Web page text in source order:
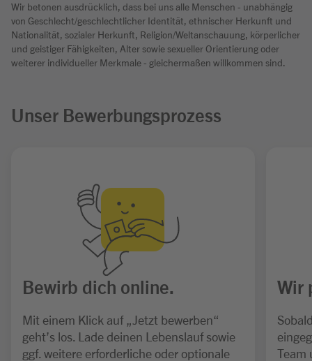
Wir betonen ausdrücklich, dass bei uns alle Menschen - unabhängig
von Geschlecht/geschlechtlicher Identität, ethnischer Herkunft und
Nationalität, sozialer Herkunft, Religion/Weltanschauung, körperlicher
und geistiger Fähigkeiten, Alter sowie sexueller Orientierung oder
weiterer individueller Merkmale - gleichermaßen willkommen sind.
Unser Bewerbungsprozess
Bewirb dich online.
Mit einem Klick auf „Jetzt bewerben“
geht’s los. Lade deinen Lebenslauf sowie
ggf. weitere erforderliche oder optionale
Wir
Team